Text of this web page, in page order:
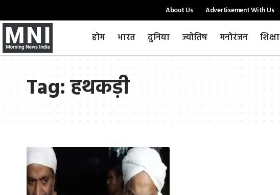
About Us Advertisement With Us
होम भारत दुनिया ज्योतिष मनोरंजन शिक्षा
Tag:हथकड़ी